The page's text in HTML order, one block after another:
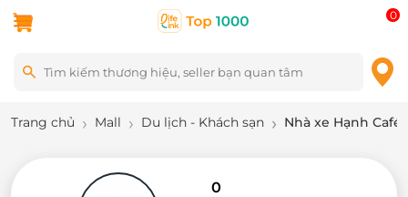
0
Trang chủ Mall Du lịch - Khách sạn Nhà xe Hạnh Café
0